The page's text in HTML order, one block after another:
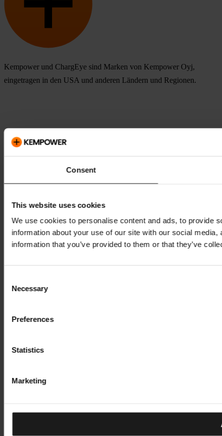
Consent
This website uses cookies
We use cookies to personalise content and ads, to provide
information about your use of our site with our social
information that you’ve provided to them or that they’ve
Selection
Necessary
Preferences
Statistics
Marketing
Kempower und ChargEye sind Marken von Kempower Oyj,
eingetragen in den USA und anderen Ländern und Regionen.